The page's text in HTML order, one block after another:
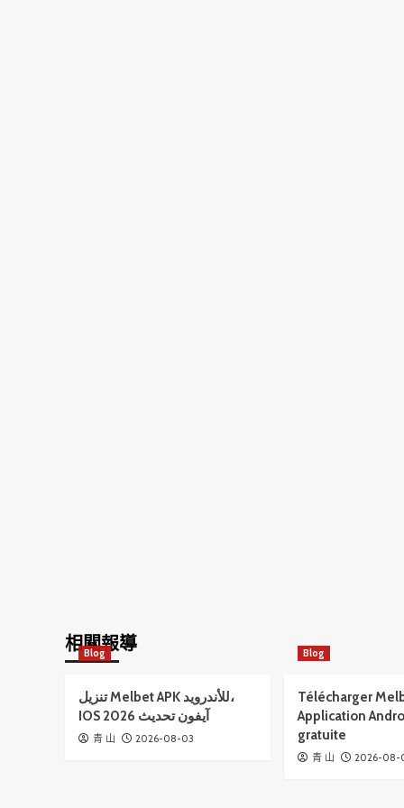
相關報導
Blog
تنزيل Melbet APK للأندرويد،
IOS آيفون تحديث 2026
青 山 2026-08-03
Blog
Télécharger
Application
gratuite
青 山 2026-08-